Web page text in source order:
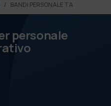
BANDI PERSONALE TA
personale